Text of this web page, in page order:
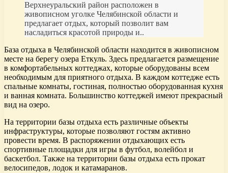
Верхнеуральский район расположен в
живописном уголке Челябинской области и
предлагает отдых, который позволит вам
насладиться красотой природы и..
База отдыха в Челябинской области находится в живописном
месте на берегу озера Еткуль. Здесь предлагается размещение
в комфортабельных коттеджах, которые оборудованы всем
необходимым для приятного отдыха. В каждом коттедже есть
спальные комнаты, гостиная, полностью оборудованная кухня
и ванная комната. Большинство коттеджей имеют прекрасный
вид на озеро.
На территории базы отдыха есть различные объекты
инфраструктуры, которые позволяют гостям активно
провести время. В распоряжении отдыхающих есть
спортивные площадки для игры в футбол, волейбол и
баскетбол. Также на территории базы отдыха есть прокат
велосипедов, лодок и катамаранов.